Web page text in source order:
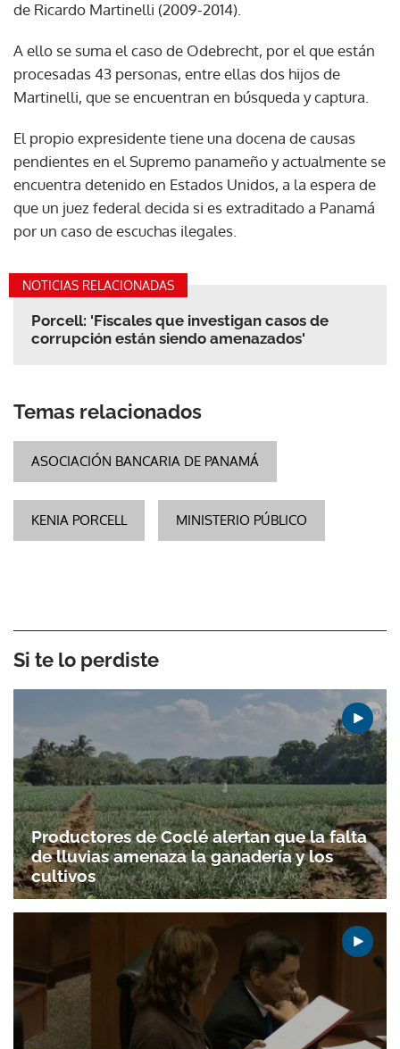
de Ricardo Martinelli (2009-2014).
A ello se suma el caso de Odebrecht, por el que están
procesadas 43 personas, entre ellas dos hijos de
Martinelli, que se encuentran en búsqueda y captura.
El propio expresidente tiene una docena de causas
pendientes en el Supremo panameño y actualmente se
encuentra detenido en Estados Unidos, a la espera de
que un juez federal decida si es extraditado a Panamá
por un caso de escuchas ilegales.
NOTICIAS RELACIONADAS
Porcell: 'Fiscales que investigan casos de
corrupción están siendo amenazados'
Temas relacionados
ASOCIACIÓN BANCARIA DE PANAMÁ
KENIA PORCELL MINISTERIO PÚBLICO
Si te lo perdiste
Productores de Coclé alertan que la falta
de lluvias amenaza la ganadería y los
cultivos